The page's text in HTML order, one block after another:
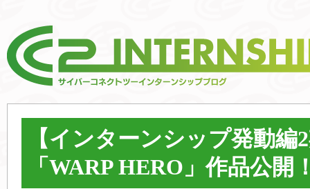
【インターンシップ発動編
「WARP HERO」作品公開